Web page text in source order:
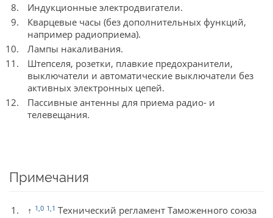
Индукционные электродвигатели.
Кварцевые часы (без дополнительных функций,
например радиоприема).
Лампы накаливания.
Штепселя, розетки, плавкие предохранители,
выключатели и автоматические выключатели без
активных электронных цепей.
Пассивные антенны для приема радио- и
телевещания.
Примечания
↑ 1,0 1,1 Технический регламент Таможенного союза ​